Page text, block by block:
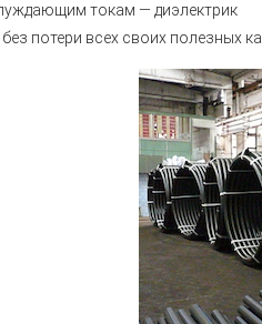
токам — диэлектрик
потери всех своих полезных